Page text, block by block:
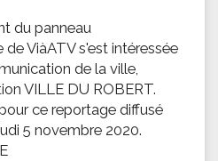
du panneau
ViàATV s'est intéressée
de la ville,
VILLE DU ROBERT.
ce reportage diffusé
5 novembre 2020.